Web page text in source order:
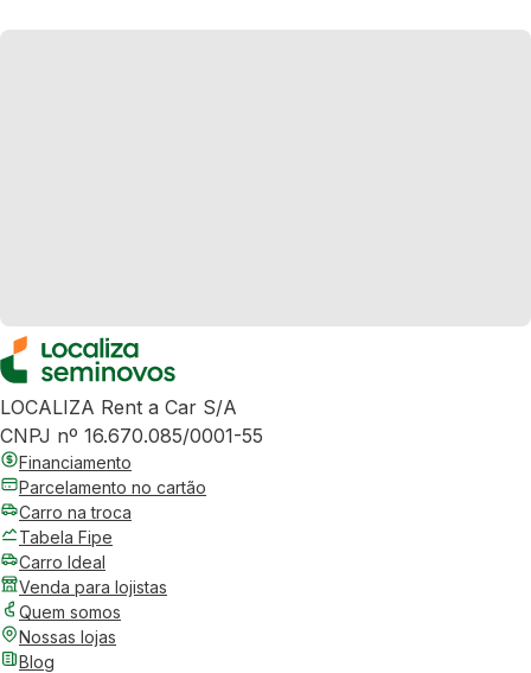
LOCALIZA Rent a Car S/A
CNPJ nº 16.670.085/0001-55
Financiamento
Parcelamento no cartão
Carro na troca
Tabela Fipe
Carro Ideal
Venda para lojistas
Quem somos
Nossas lojas
Blog